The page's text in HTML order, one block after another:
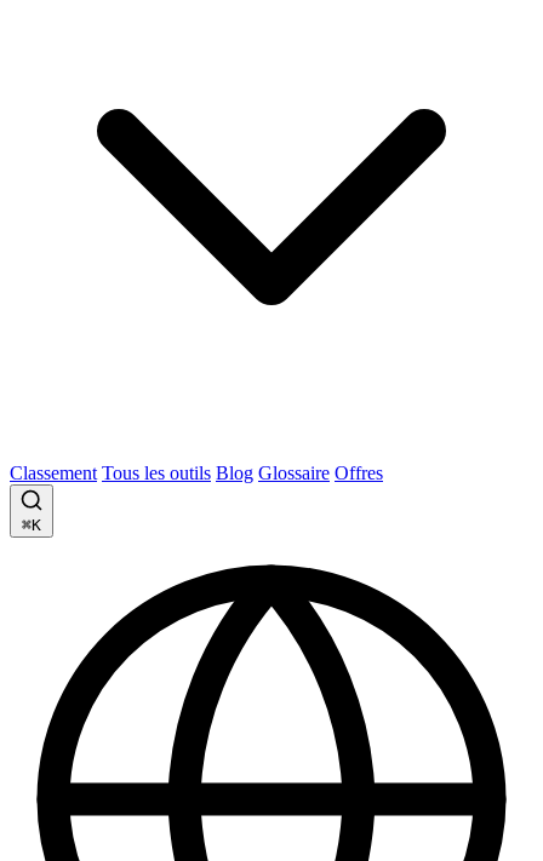
Classement Tous les outils Blog Glossaire Offres
⌘K